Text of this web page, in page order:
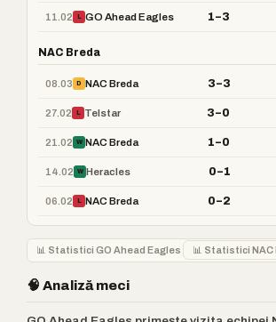
11.02 L GO Ahead Eagles 1–3
NAC Breda
08.03 D NAC Breda 3–3
27.02 L Telstar 3–0
21.02 W NAC Breda 1–0
14.02 W Heracles 0–1
06.02 L NAC Breda 0–2
📊 Statistici GO Ahead Eagles 📊 Statistici NAC
🧠 Analiză meci